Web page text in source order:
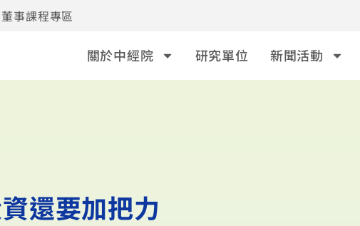
董事課程專區
關於中經院 研究單位 新聞活動
還要加把力